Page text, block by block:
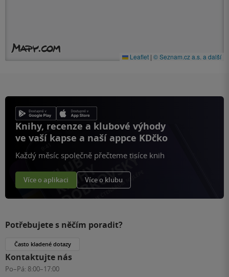
Leaflet | © Seznam.cz a.s. a další
Knihy, recenze a klubové výhody
ve vaší kapse a naší appce KDčko
Každý měsíc společně přečteme tisíce knih
Více o aplikaci Více o klubu
Potřebujete s něčím poradit?
Často kladené dotazy
Kontaktujte nás
Po–Pá: 8:00–17:00